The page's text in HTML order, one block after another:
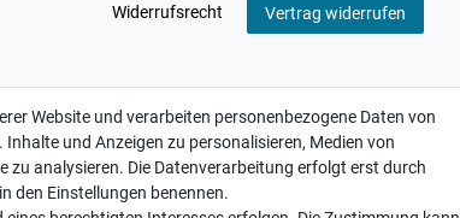
Widerrufs­recht Vertrag widerrufen
Website und verarbeiten personenbezogene Daten von
und Anzeigen zu personalisieren, Medien von
analysieren. Die Datenverarbeitung erfolgt erst durch
den Einstellungen benennen.